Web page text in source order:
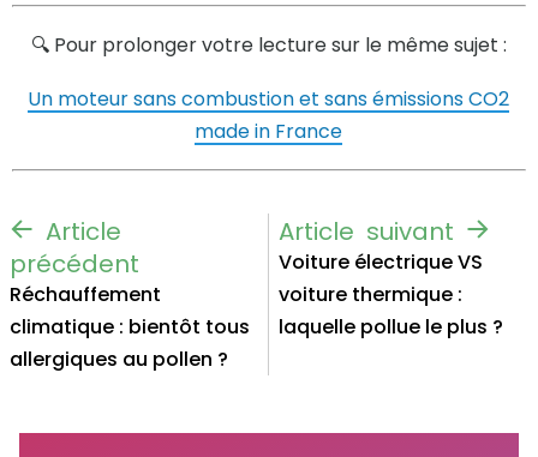
🔍 Pour prolonger votre lecture sur le même sujet :
Un moteur sans combustion et sans émissions CO2
made in France
Réchauffement
climatique : bientôt tous
allergiques au pollen ?
Voiture électrique VS
voiture thermique :
laquelle pollue le plus ?